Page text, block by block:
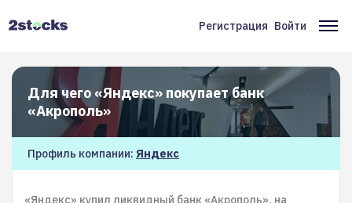
Меню
учётной
записи
пользователя
Регистрация Войти
Для чего «Яндекс» покупает банк
«Акрополь»
Профиль компании: Яндекс
«Яндекс» купил ликвидный банк «Акрополь», на